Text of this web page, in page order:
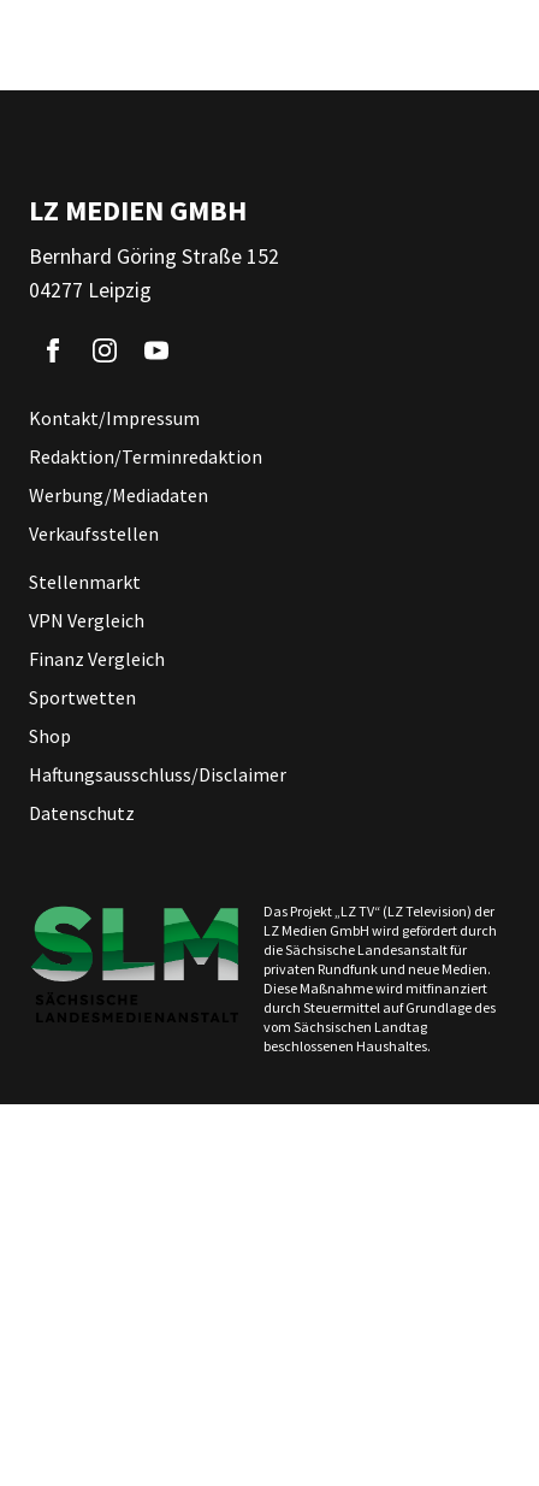
LZ MEDIEN GMBH
Bernhard Göring Straße 152
04277 Leipzig
Kontakt/Impressum
Redaktion/Terminredaktion
Werbung/Mediadaten
Verkaufsstellen
Stellenmarkt
VPN Vergleich
Finanz Vergleich
Sportwetten
Shop
Haftungsausschluss/Disclaimer
Datenschutz
Das Projekt „LZ TV“ (LZ Television) der
LZ Medien GmbH wird gefördert durch
die Sächsische Landesanstalt für
privaten Rundfunk und neue Medien.
Diese Maßnahme wird mitfinanziert
durch Steuermittel auf Grundlage des
vom Sächsischen Landtag
beschlossenen Haushaltes.